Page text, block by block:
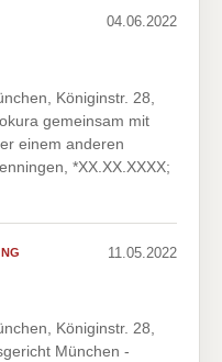
04.06.2022
Königinstr. 28,
gemeinsam mit
einem anderen
*XX.XX.XXXX;
11.05.2022
Königinstr. 28,
München -